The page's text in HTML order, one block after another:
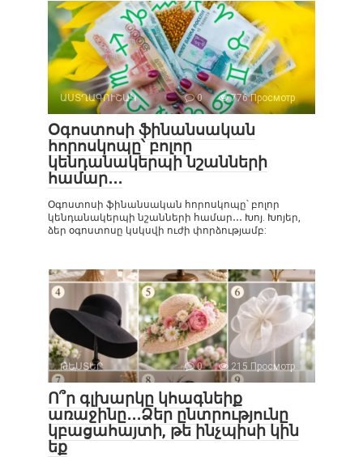
ԱՍՏՂԱԳՈՒՇԱԿ 0 776 Просмотр
Օգոստոսի ֆինանսական
հորոսկոպը՝ բոլոր
կենդանակերպի նշանների
համար․․․
Օգոստոսի ֆինանսական հորոսկոպը՝ բոլոր
կենդանակերպի նշանների համար․․․ Խոյ. Խոյեր,
ձեր օգոստոսը կսկսվի ուժի փորձությամբ:
ԹԵՍՏԵՐ 0 215 Просмотр
Ո՞ր գլխարկը կհագնեիք
առաջինը․․․Ձեր ընտրությունը
կբացահայտի, թե ինչպիսի կին
եք